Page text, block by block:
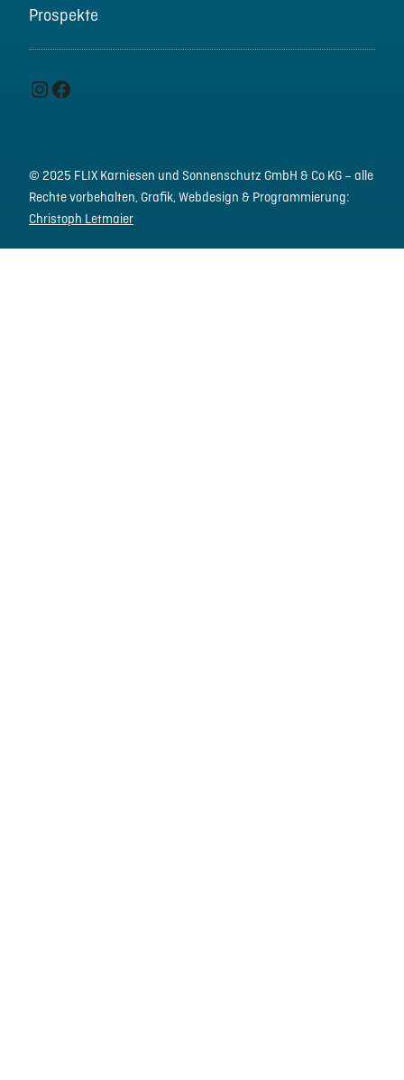
Prospekte
Instagram
Facebook
© 2025 FLIX Karniesen und Sonnenschutz GmbH & Co KG – alle
Rechte vorbehalten, Grafik, Webdesign & Programmierung:
Christoph Letmaier